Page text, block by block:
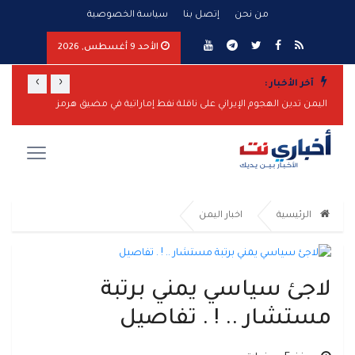
من نحن إتصل بنا سياسة الخصوصية
الأحد 9 أغسطس, 2026
آخر الأخبار :
اليمن تدين الهجوم الإيراني على ناقلة نفط إماراتية في مضيق هرمز
‹
›
الرئيسية اخبار اليمن
لاجئ سياسي يمني برتبة
مستشار .. ! . تفاصيل